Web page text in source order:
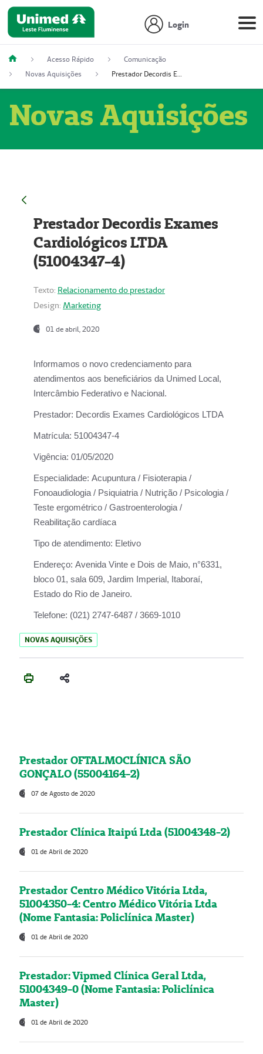
Login
Acesso Rápido
Comunicação
Novas Aquisições
Prestador Decordis Exames Cardiológicos LTDA (51004347-4)
Novas Aquisições
Prestador Decordis Exames
Cardiológicos LTDA
(51004347-4)
Texto: Relacionamento do prestador
Design: Marketing
01 de abril, 2020
Informamos o novo credenciamento para
atendimentos aos beneficiários da Unimed Local,
Intercâmbio Federativo e Nacional.
Prestador: Decordis Exames Cardiológicos LTDA
Matrícula: 51004347-4
Vigência: 01/05/2020
Especialidade: Acupuntura / Fisioterapia /
Fonoaudiologia / Psiquiatria / Nutrição / Psicologia /
Teste ergométrico / Gastroenterologia /
Reabilitação cardíaca
Tipo de atendimento: Eletivo
Endereço: Avenida Vinte e Dois de Maio, n°6331,
bloco 01, sala 609, Jardim Imperial, Itaboraí,
Estado do Rio de Janeiro.
Telefone: (021) 2747-6487 / 3669-1010
NOVAS AQUISIÇÕES
Prestador OFTALMOCLÍNICA SÃO
GONÇALO (55004164-2)
07 de Agosto de 2020
Prestador Clínica Itaipú Ltda (51004348-2)
01 de Abril de 2020
Prestador Centro Médico Vitória Ltda,
51004350-4: Centro Médico Vitória Ltda
(Nome Fantasia: Policlínica Master)
01 de Abril de 2020
Prestador: Vipmed Clínica Geral Ltda,
51004349-0 (Nome Fantasia: Policlínica
Master)
01 de Abril de 2020